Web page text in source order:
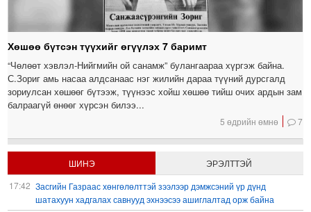
Хөшөө бүтсэн түүхийг өгүүлэх 7 баримт
“Чөлөөт хэвлэл-Нийгмийн ой санамж” булангаараа хүргэж байна.
С.Зориг амь насаа алдсанаас нэг жилийн дараа түүний дурсгалд
зориулсан хөшөөг бүтээж, түүнээс хойш хөшөө тийш очих ардын зам
балраагүй өнөөг хүрсэн билээ...
5 өдрийн өмнө 7
ШИНЭ
ЭРЭЛТТЭЙ
17:42 Засгийн Газраас хөнгөлөлттэй зээлээр дэмжсэний үр дүнд
шатахуун хадгалах савнууд эхнээсээ ашиглалтад орж байна